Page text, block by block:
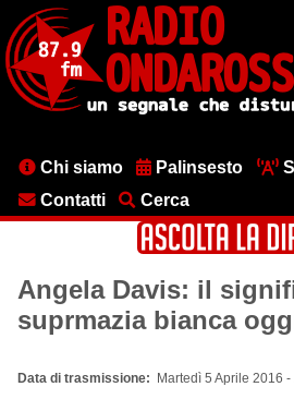
contenuto
principale
MenuChi siamo Palinsesto
Contatti
Cerca
Angela Davis: il
suprmazia bianca
Data di trasmissione Martedì 5 Aprile 2016 -